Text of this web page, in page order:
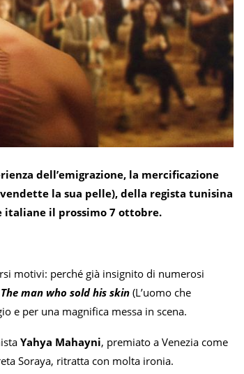
dell’emigrazione, la mercificazione
la sua pelle), della regista tunisina
italiane il prossimo 7 ottobre.
motivi: perché già insignito di numerosi
The man who sold his skin (L’uomo che
e per una magnifica messa in scena.
Yahya Mahayni, premiato a Venezia come
Soraya, ritratta con molta ironia.